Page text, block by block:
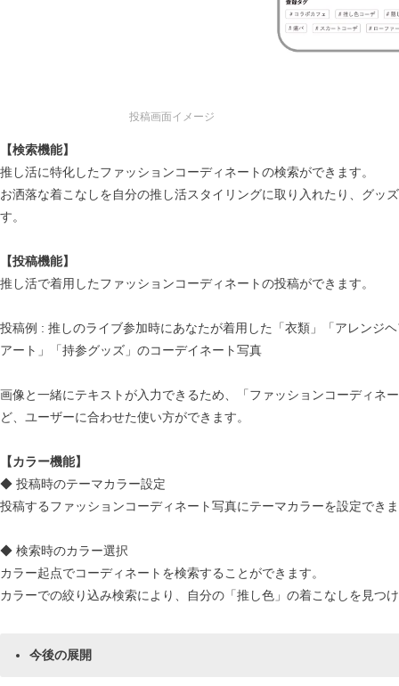
投稿画面イメージ
【検索機能】
推し活に特化したファッションコーディネートの検索ができます。
お洒落な着こなしを自分の推し活スタイリングに取り入れたり、グッ
す。
【投稿機能】
推し活で着用したファッションコーディネートの投稿ができます。
投稿例 : 推しのライブ参加時にあなたが着用した「衣類」「アレンジ
アート」「持参グッズ」のコーデイネート写真
画像と一緒にテキストが入力できるため、「ファッションコーディネ
ど、ユーザーに合わせた使い方ができます。
【カラー機能】
◆ 投稿時のテーマカラー設定
投稿するファッションコーディネート写真にテーマカラーを設定でき
◆ 検索時のカラー選択
カラー起点でコーディネートを検索することができます。
カラーでの絞り込み検索により、自分の「推し色」の着こなしを見つ
今後の展開